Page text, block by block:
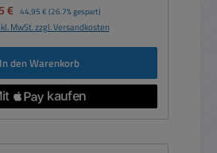
€ Regulärer Preis:
44,95 € (26.7% gespart)
MwSt. zzgl. Versandkosten
In den Warenkorb